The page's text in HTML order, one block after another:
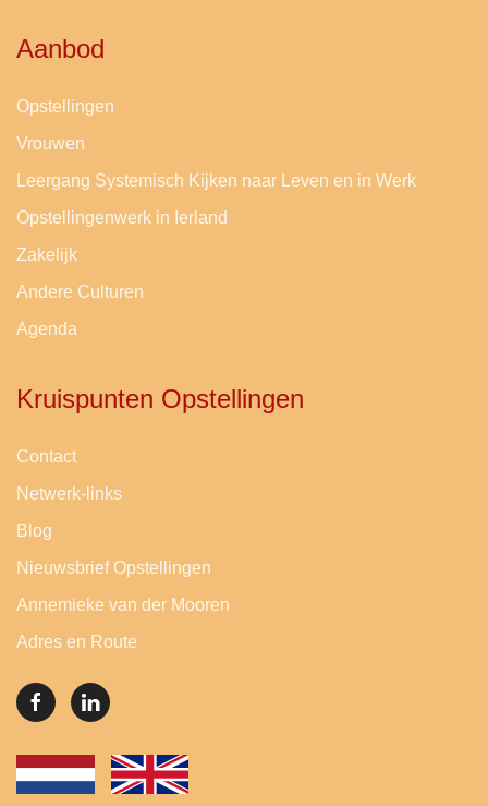
Aanbod
Opstellingen
Vrouwen
Leergang Systemisch Kijken naar Leven en in Werk
Opstellingenwerk in Ierland
Zakelijk
Andere Culturen
Agenda
Kruispunten Opstellingen
Contact
Netwerk-links
Blog
Nieuwsbrief Opstellingen
Annemieke van der Mooren
Adres en Route